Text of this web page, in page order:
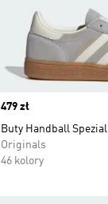
Price
479 zł
Buty Handball Spezial
Originals
46 kolory